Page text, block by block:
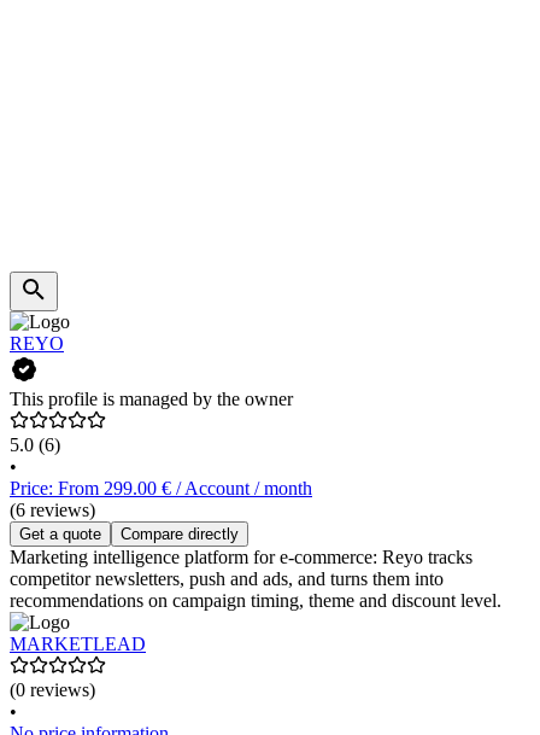
REYO
This profile is managed by the owner
5.0 (6)
•
Price: From 299.00 € / Account / month
(6 reviews)
Get a quote Compare directly
Marketing intelligence platform for e-commerce: Reyo tracks
competitor newsletters, push and ads, and turns them into
recommendations on campaign timing, theme and discount level.
MARKETLEAD
(0 reviews)
•